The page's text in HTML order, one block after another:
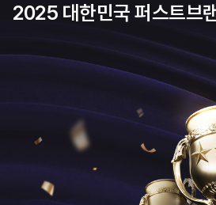
2025 대한민국 퍼스트브